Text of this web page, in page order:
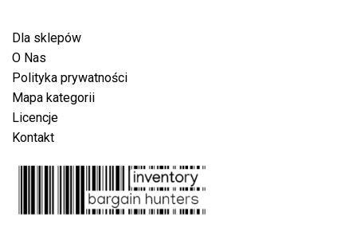
Dla sklepów
O Nas
Polityka prywatności
Mapa kategorii
Licencje
Kontakt